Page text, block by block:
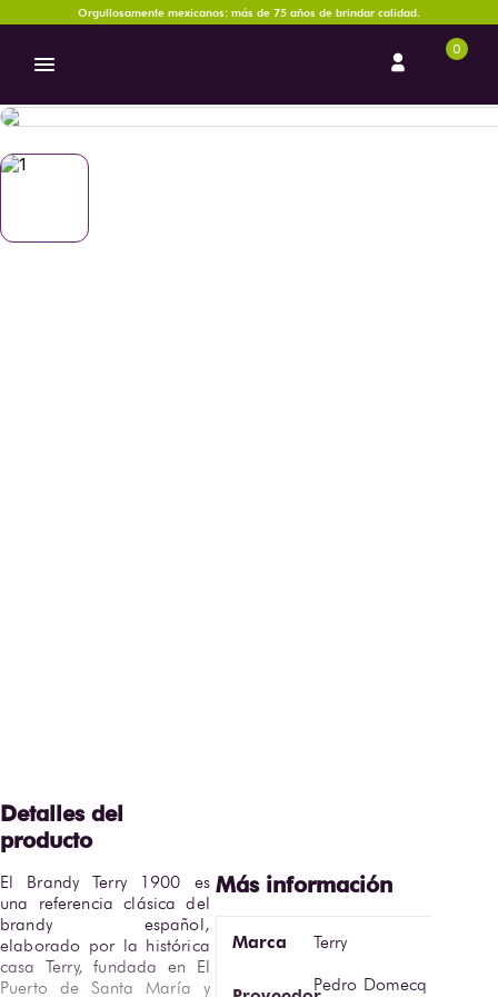
Orgullosamente mexicanos: más de 75 años de brindar calidad.
0
El Brandy Terry 1900 es
una referencia clásica del
brandy español,
elaborado por la histórica
casa Terry, fundada en El
Puerto de Santa María y
Marca Terry
Pedro Domecq